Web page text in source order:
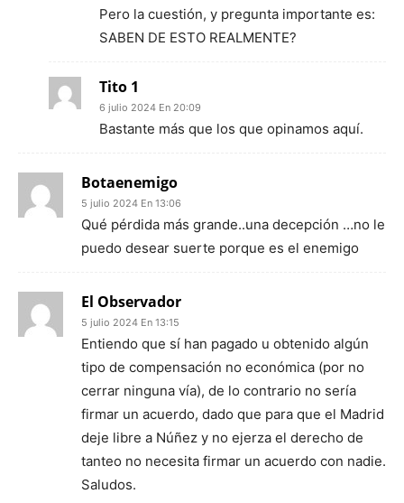
Pero la cuestión, y pregunta importante es:
SABEN DE ESTO REALMENTE?
Tito 1
6 julio 2024 En 20:09
Bastante más que los que opinamos aquí.
Botaenemigo
5 julio 2024 En 13:06
Qué pérdida más grande..una decepción …no le
puedo desear suerte porque es el enemigo
El Observador
5 julio 2024 En 13:15
Entiendo que sí han pagado u obtenido algún
tipo de compensación no económica (por no
cerrar ninguna vía), de lo contrario no sería
firmar un acuerdo, dado que para que el Madrid
deje libre a Núñez y no ejerza el derecho de
tanteo no necesita firmar un acuerdo con nadie.
Saludos.